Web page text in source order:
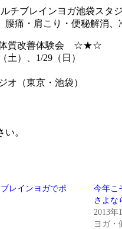
チブレインヨガ池袋ス
痛・肩こり・便秘解消
質改善体験会 ☆★☆
土）、1/29（日）
オ（東京・池袋）
。
レインヨガでポ
今年こ
さよな
2013年
ヨガ・